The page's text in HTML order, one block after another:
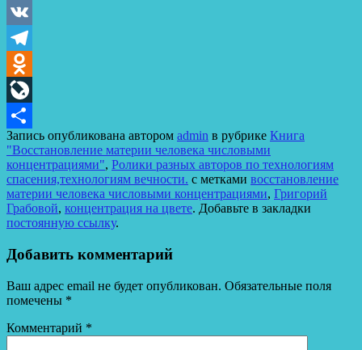
VK
Telegram
Odnoklassniki
LiveJournal
Отправить
Запись опубликована автором admin в рубрике Книга
"Восстановление материи человека числовыми
концентрациями", Ролики разных авторов по технологиям
спасения,технологиям вечности. с метками восстановление
материи человека числовыми концентрациями, Григорий
Грабовой, концентрация на цвете. Добавьте в закладки
постоянную ссылку.
Добавить комментарий
Ваш адрес email не будет опубликован. Обязательные поля
помечены *
Комментарий *